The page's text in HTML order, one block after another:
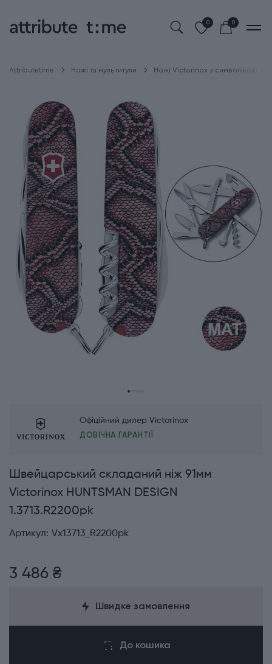
0 0
Attributetime Ножі та мультитули Ножі Victorinox з символікою
Офіційний дилер Victorinox
ДОВІЧНА ГАРАНТІЇ
Швейцарський складаний ніж 91мм
Victorinox HUNTSMAN DESIGN
1.3713.R2200pk
Артикул: Vx13713_R2200pk
3 486 ₴
Швидке замовлення
До кошика